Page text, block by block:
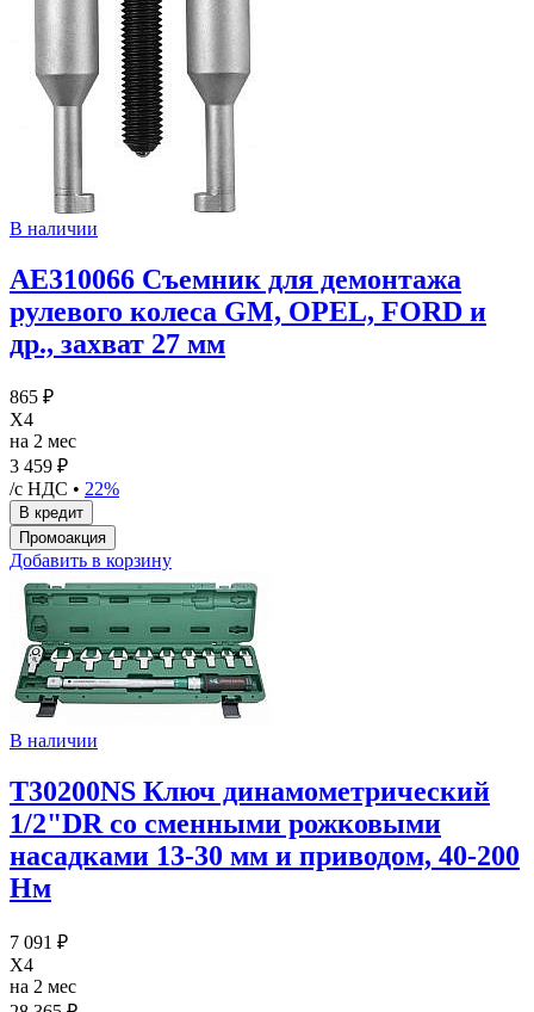
В наличии
AE310066 Съемник для демонтажа
рулевого колеса GM, OPEL, FORD и
др., захват 27 мм
865 ₽
X4
на 2 мес
3 459 ₽
/с НДС • 22%
Добавить в корзину
В наличии
T30200NS Ключ динамометрический
1/2"DR со сменными рожковыми
насадками 13-30 мм и приводом, 40-200
Нм
7 091 ₽
X4
на 2 мес